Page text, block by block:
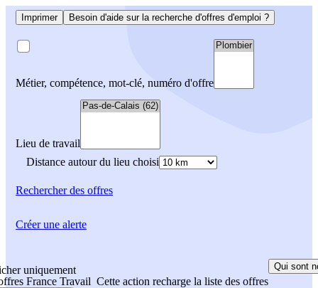
Imprimer Besoin d'aide sur la recherche d'offres d'emploi ?
Métier, compétence, mot-clé, numéro d'offre
Lieu de travail
Distance autour du lieu choisi
Rechercherdes offres
uniquement
France Travail Cette action recharge la liste des offres
Qui sont
Créer une alerte